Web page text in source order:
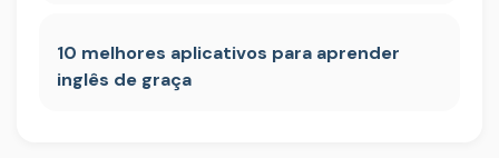
10 melhores aplicativos para aprender
inglês de graça